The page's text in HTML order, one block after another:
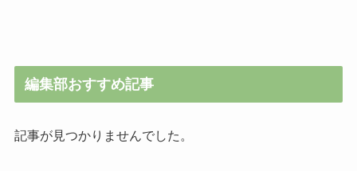
編集部おすすめ記事
記事が見つかりませんでした。